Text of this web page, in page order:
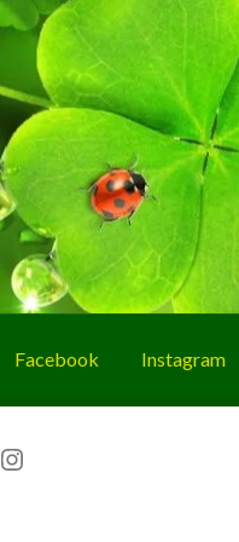
Facebook Instagram
Instagram